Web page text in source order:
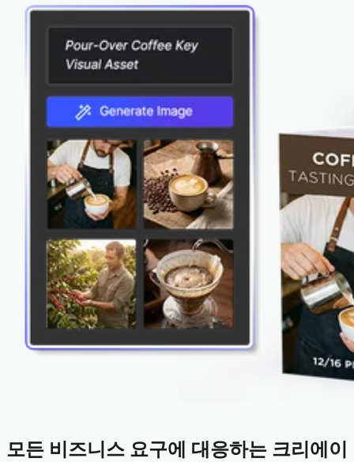
모든 비즈니스 요구에 대응하는 크리에이